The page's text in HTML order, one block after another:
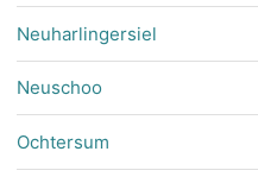
Neuharlingersiel
Neuschoo
Ochtersum